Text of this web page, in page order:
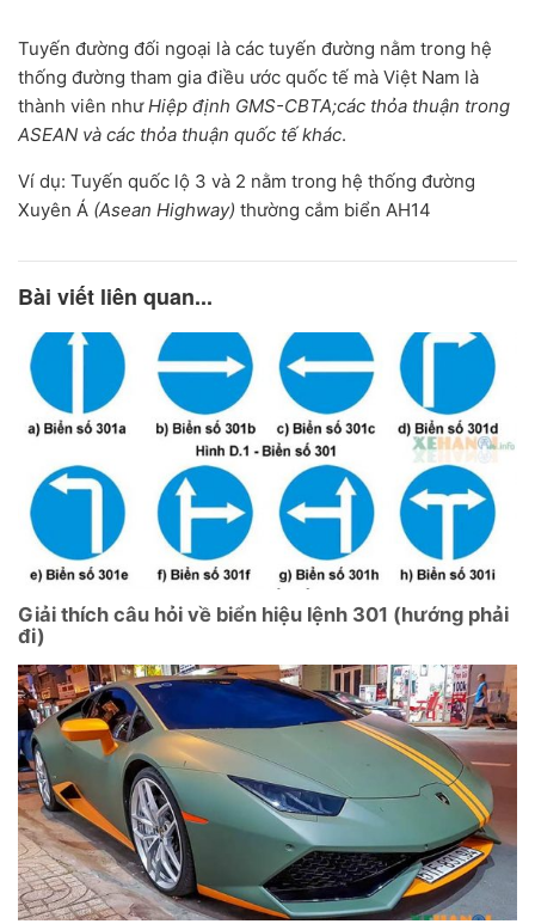
Tuyến đường đối ngoại là các tuyến đường nằm trong hệ
thống đường tham gia điều ước quốc tế mà Việt Nam là
thành viên nhưHiệp định GMS-CBTA;các thỏa thuận trong
ASEAN và các thỏa thuận quốc tế khác.
Ví dụ: Tuyến quốc lộ 3 và 2 nằm trong hệ thống đường
Xuyên Á (Asean Highway) thường cắm biển AH14
Bài viết liên quan...
Giải thích câu hỏi về biển hiệu lệnh 301 (hướng phải
đi)